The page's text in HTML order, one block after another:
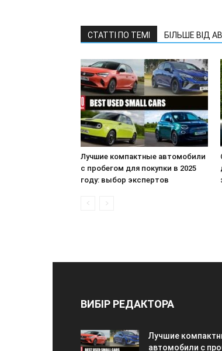
СТАТТІ ПО ТЕМІ БІЛЬШЕ ВІД
Лучшие компактные автомобили
с пробегом для покупки в 2025
году: выбор экспертов
ВИБІР РЕДАКТОРА
Лучшие
автомобили с